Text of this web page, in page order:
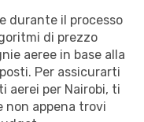
durante il processo
di prezzo
aeree in base alla
Per assicurarti
aerei per Nairobi, ti
non appena trovi